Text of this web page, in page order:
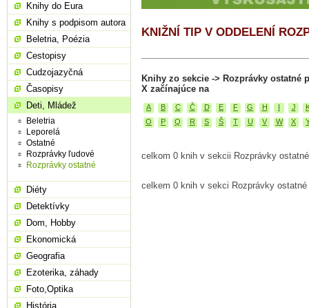
KNIŽNÍ TIP V ODDELENÍ
Knihy zo sekcie -> Rozprávky ostatné
X začínajúce na
A B C Č D E F G H J
O
P Q R S Š T U V W X
celkom 0 knih v sekcii Rozprávky ostatné
celkem 0 knih v sekci Rozprávky ostatné
Knihy do Eura
Knihy s podpisom autora
Beletria, Poézia
Cestopisy
Cudzojazyčná
Časopisy
Deti, Mládež
Beletria
Leporelá
Ostatné
Rozprávky ľudové
Rozprávky ostatné
Diéty
Detektívky
Dom, Hobby
Ekonomická
Geografia
Ezoterika, záhady
Foto,Optika
História